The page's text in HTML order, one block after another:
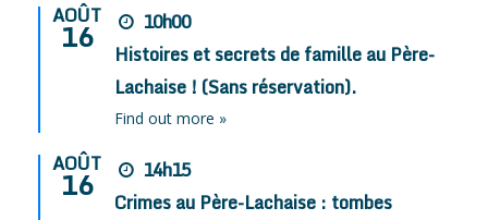
AOÛT
16
10h00
Histoires et secrets de famille au Père-
Lachaise ! (Sans réservation).
Find out more »
AOÛT
16
14h15
Crimes au Père-Lachaise : tombes